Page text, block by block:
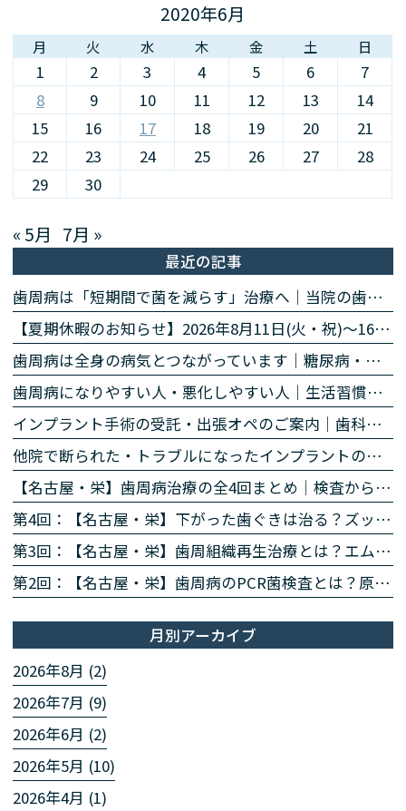
2020年6月
月 火 水 木 金 土 日
1 2 3 4 5 6
7
8
9 10 11 12 13
14
15
16 17 18 19 20
21
22
23 24 25 26 27
28
29
30
« 5月 7月 »
最近の記事
歯周病は「短期間で菌を減らす」治療へ｜当院の歯周病除菌プログラム
【夏期休暇のお知らせ】2026年8月11日(火・祝)〜16日(日)
歯周病は全身の病気とつながっています｜糖尿病・心臓・誤嚥性肺炎・認知症との関係｜名古屋・栄の高山歯科室
歯周病になりやすい人・悪化しやすい人｜生活習慣・持病・お薬のリスク因子｜名古屋・栄の高山歯科室
インプラント手術の受託・出張オペのご案内｜歯科医師の先生方へ
他院で断られた・トラブルになったインプラントのご相談
【名古屋・栄】歯周病治療の全4回まとめ｜検査から再生治療・歯肉退縮まで専門医が解説
第4回：【名古屋・栄】下がった歯ぐきは治る？ズッケリー法で歯肉退縮を改善する再生治療
第3回：【名古屋・栄】歯周組織再生治療とは？エムドゲイン・リグロスで歯を残す方法を専門医が解説
第2回：【名古屋・栄】歯周病のPCR菌検査とは？原因菌を見える化する4ステップを専門医が解説
月別アーカイブ
2026年8月 (2)
2026年7月 (9)
2026年6月 (2)
2026年5月 (10)
2026年4月 (1)